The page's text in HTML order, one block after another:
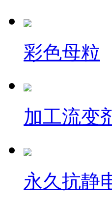
彩色母粒
加工流变
永久抗静